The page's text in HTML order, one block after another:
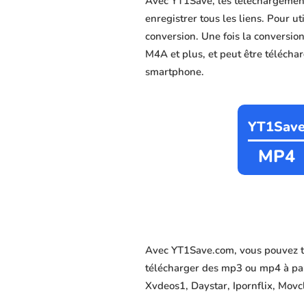
enregistrer tous les liens. Pour
conversion. Une fois la
M4A et plus, et peut être
smartphone.
MP4
Avec YT1Save.com, vous
télécharger des mp3 ou mp4 à
Xvdeos1, Daystar, Ipornflix,